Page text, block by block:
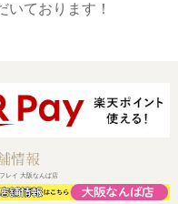
いております！
レイ 大阪なんば店